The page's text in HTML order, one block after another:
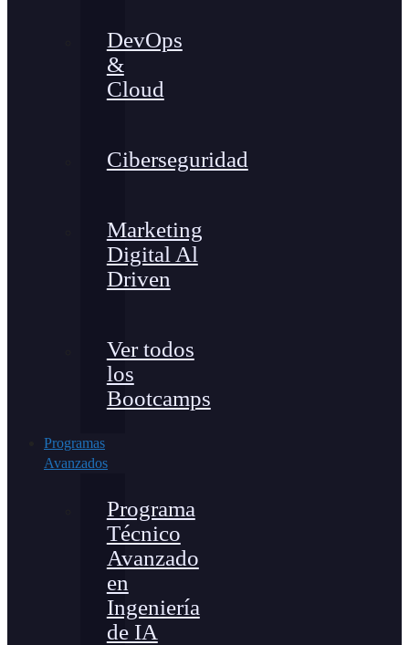
DevOps
&
Cloud
Ciberseguridad
Marketing
Digital Al
Driven
Ver todos
los
Bootcamps
Programas
Avanzados
Programa
Técnico
Avanzado
en
Ingeniería
de IA